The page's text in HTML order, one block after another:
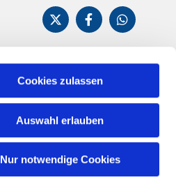
Cookies zulassen
Auswahl erlauben
Nur notwendige Cookies